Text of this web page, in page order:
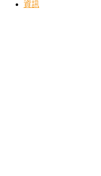
資訊